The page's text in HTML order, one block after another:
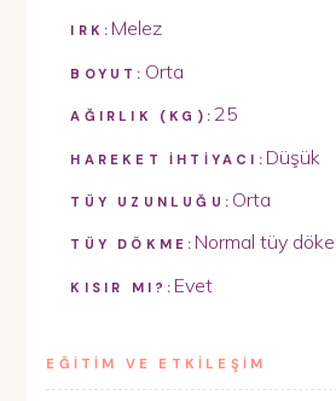
IRK: Melez
BOYUT: Orta
AĞIRLIK (KG): 25
HAREKET İHTİYACI: Düşük
TÜY UZUNLUĞU: Orta
TÜY DÖKME: Normal tüy
KISIR MI?: Evet
EĞİTİM VE ETKİLEŞİM